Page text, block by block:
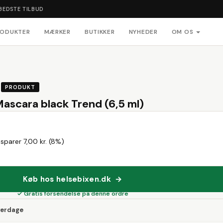
TILBUD
MÆRKER BUTIKKER NYHEDER OM OS
PRODUKT
black Trend (6,5 ml)
7,00 kr. (8%)
Køb hos helsebixen.dk →
✓ Gratis forsendelse på denne ordre